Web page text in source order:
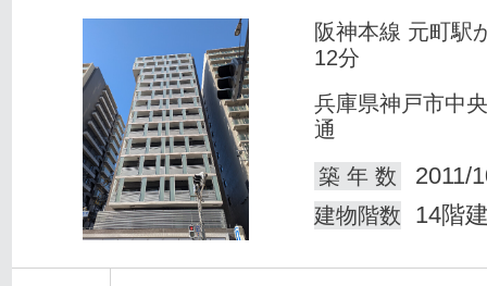
阪神本線 元町駅
12分
兵庫県神戸市中
通
築 年 数
2011/
建物階数 14階